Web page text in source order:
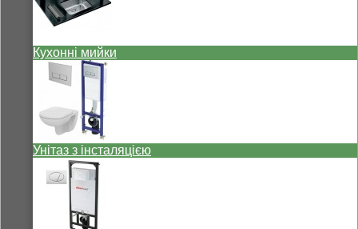
Кухонні мийки
Унітаз з інсталяцією